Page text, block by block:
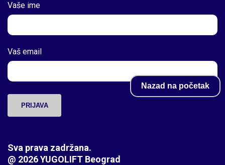
Nazad na početak
Vaše ime
Vaš email
PRIJAVA
Sva prava zadržana.
@ 2026 YUGOLIFT Beograd